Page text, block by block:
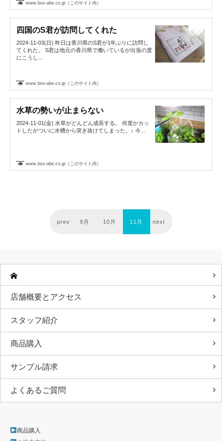
www.bss-abe.co.jp（このサイト内）
四国のS君が訪問してくれた
2024-11-03(日) 昨日は香川県のS君が1年ぶりに訪問し
てくれた。 S君は地元の香川県で働いているが出張の度
にこうし...
www.bss-abe.co.jp（このサイト内）
水草の勢いが止まらない
2024-11-01(金) 水草がどんどん成長する。 何度かカッ
トしたがついに水槽から突き抜けてしまった。↓ 今...
www.bss-abe.co.jp（このサイト内）
prev 9月 10月 11月 next
店舗概要とアクセス
スタッフ紹介
商品購入
サンプル請求
よくあるご質問
商品購入